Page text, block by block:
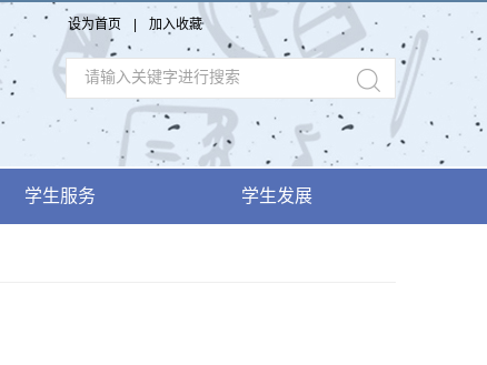
设为首页 加入收藏
学生服务 学生发展